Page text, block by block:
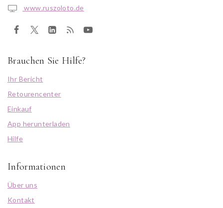
www.ruszoloto.de
Brauchen Sie Hilfe?
Ihr Bericht
Retourencenter
Einkauf
App herunterladen
Hilfe
Informationen
Über uns
Kontakt